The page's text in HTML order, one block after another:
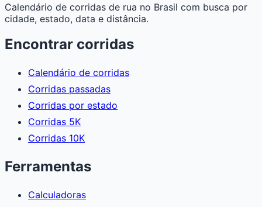
Calendário de corridas de rua no Brasil com busca por
cidade, estado, data e distância.
Encontrar corridas
Calendário de corridas
Corridas passadas
Corridas por estado
Corridas 5K
Corridas 10K
Ferramentas
Calculadoras